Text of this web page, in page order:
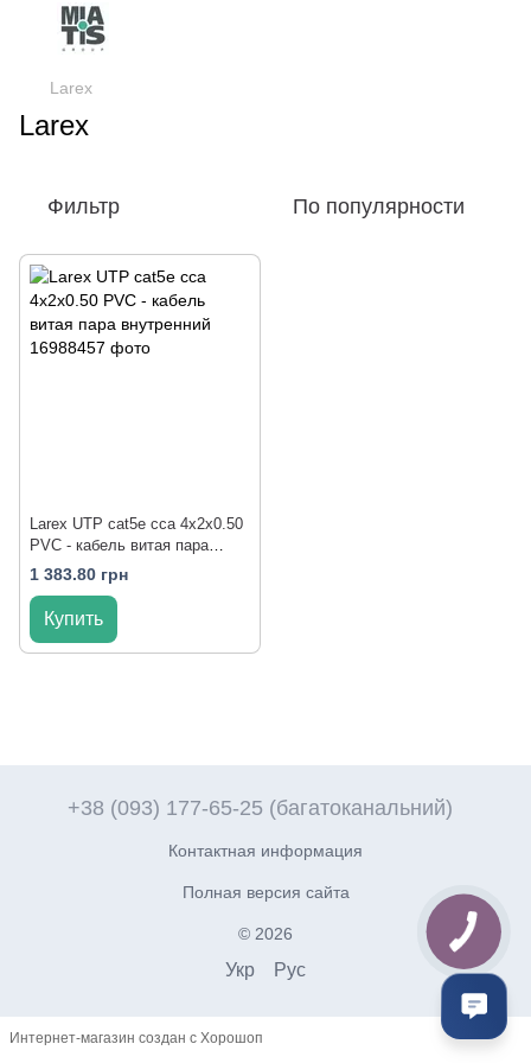
Larex
Larex
Фильтр По популярности
Larex UTP cat5e cса 4x2x0.50
PVC - кабель витая пара
внутренний
1 383.80 грн
Купить
+38 (093) 177-65-25 (багатоканальний)
Контактная информация
Полная версия сайта
© 2026
Укр Рус
Интернет-магазин создан с Хорошоп